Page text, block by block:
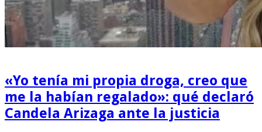
«Yo tenía mi propia droga, creo que
me la habían regalado»: qué declaró
Candela Arizaga ante la justicia